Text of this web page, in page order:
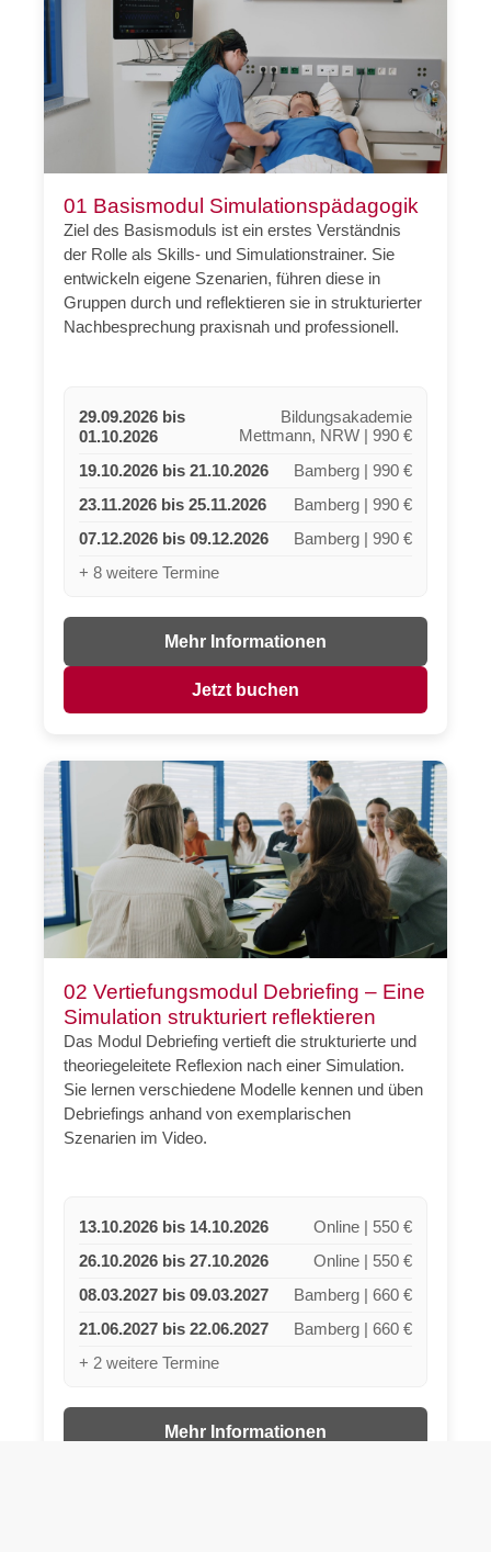
01 Basismodul Simulationspädagogik
Ziel des Basismoduls ist ein erstes Verständnis
der Rolle als Skills- und Simulationstrainer. Sie
entwickeln eigene Szenarien, führen diese in
Gruppen durch und reflektieren sie in strukturierter
Nachbesprechung praxisnah und professionell.
29.09.2026 bis
01.10.2026
Bildungsakademie
Mettmann, NRW | 990 €
19.10.2026 bis 21.10.2026 Bamberg | 990 €
23.11.2026 bis 25.11.2026 Bamberg | 990 €
07.12.2026 bis 09.12.2026 Bamberg | 990 €
+ 8 weitere Termine
Mehr Informationen
Jetzt buchen
02 Vertiefungsmodul Debriefing – Eine
Simulation strukturiert reflektieren
Das Modul Debriefing vertieft die strukturierte und
theoriegeleitete Reflexion nach einer Simulation.
Sie lernen verschiedene Modelle kennen und üben
Debriefings anhand von exemplarischen
Szenarien im Video.
13.10.2026 bis 14.10.2026 Online | 550 €
26.10.2026 bis 27.10.2026 Online | 550 €
08.03.2027 bis 09.03.2027 Bamberg | 660 €
21.06.2027 bis 22.06.2027 Bamberg | 660 €
+ 2 weitere Termine
Mehr Informationen